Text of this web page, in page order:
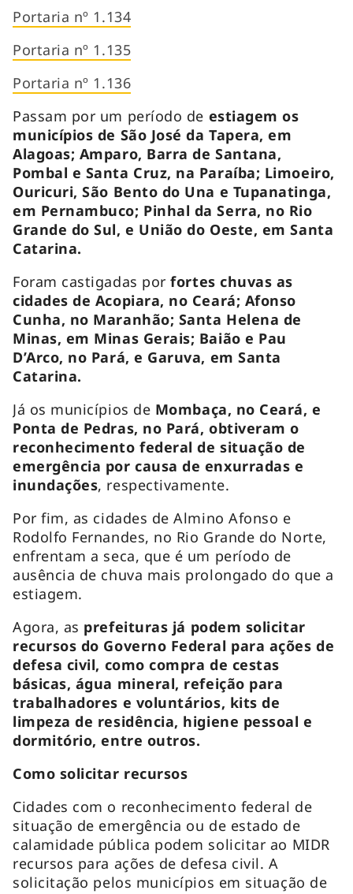
Portaria nº 1.134
Portaria nº 1.135
Portaria nº 1.136
Passam por um período de estiagem os
municípios de São José da Tapera, em
Alagoas; Amparo, Barra de Santana,
Pombal e Santa Cruz, na Paraíba; Limoeiro,
Ouricuri, São Bento do Una e Tupanatinga,
em Pernambuco; Pinhal da Serra, no Rio
Grande do Sul, e União do Oeste, em Santa
Catarina.
Foram castigadas por fortes chuvas as
cidades de Acopiara, no Ceará; Afonso
Cunha, no Maranhão; Santa Helena de
Minas, em Minas Gerais; Baião e Pau
D’Arco, no Pará, e Garuva, em Santa
Catarina.
Já os municípios de Mombaça, no Ceará, e
Ponta de Pedras, no Pará, obtiveram o
reconhecimento federal de situação de
emergência por causa de enxurradas e
inundações, respectivamente.
Por fim, as cidades de Almino Afonso e
Rodolfo Fernandes, no Rio Grande do Norte,
enfrentam a seca, que é um período de
ausência de chuva mais prolongado do que a
estiagem.
Agora, as prefeituras já podem solicitar
recursos do Governo Federal para ações de
defesa civil, como compra de cestas
básicas, água mineral, refeição para
trabalhadores e voluntários, kits de
limpeza de residência, higiene pessoal e
dormitório, entre outros.
Como solicitar recursos
Cidades com o reconhecimento federal de
situação de emergência ou de estado de
calamidade pública podem solicitar ao MIDR
recursos para ações de defesa civil. A
solicitação pelos municípios em situação de